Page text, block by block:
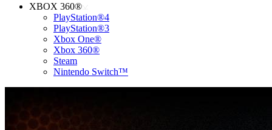
XBOX 360®
PlayStation®4
PlayStation®3
Xbox One®
Xbox 360®
Steam
Nintendo Switch™